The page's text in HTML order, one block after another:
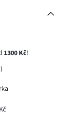
1300 Kč!